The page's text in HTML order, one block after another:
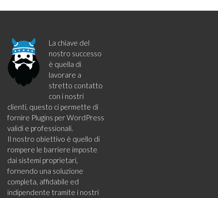
La chiave del
nostro successo
è quella di
lavorare a
stretto contatto
con i nostri
clienti, questo ci permette di
fornire Plugins per WordPress
validi e professionali.
Il nostro obiettivo è quello di
rompere le barriere imposte
dai sistemi proprietari,
fornendo una soluzione
completa, affidabile ed
indipendente tramite i nostri